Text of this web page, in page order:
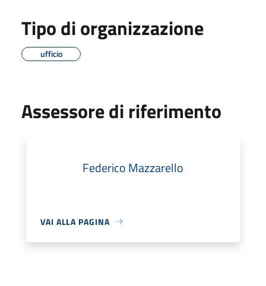
Tipo di organizzazione
ufficio
Assessore di riferimento
Federico Mazzarello
VAI ALLA PAGINA